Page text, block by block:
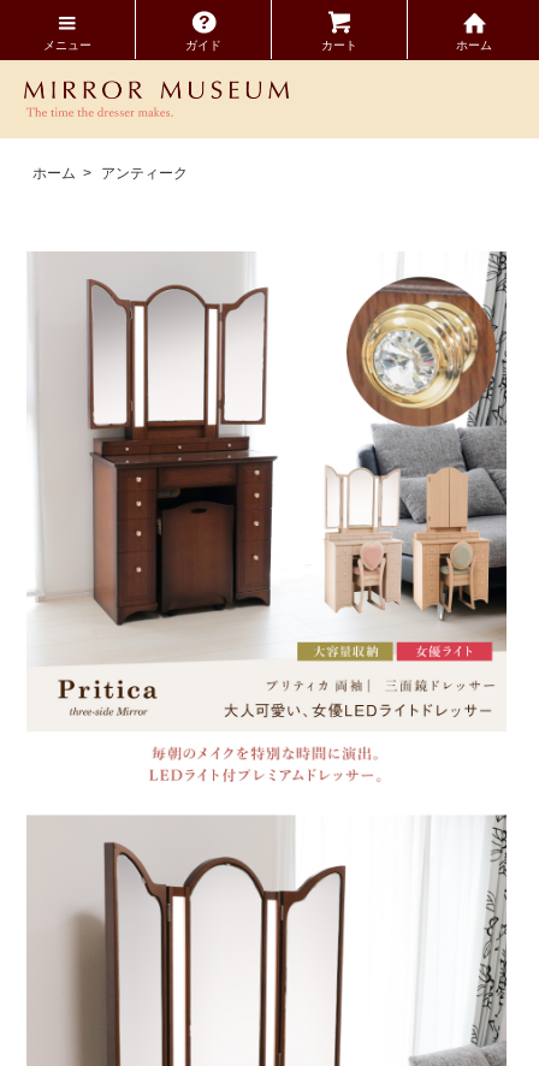
メニュー ガイド カート ホーム
ホーム > アンティーク